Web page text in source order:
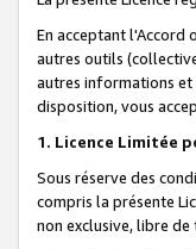
En acceptant l'Accord
autres outils
autres informations et
disposition, vous
1. Licence Limitée
Sous réserve des
compris la présente
non exclusive, libre